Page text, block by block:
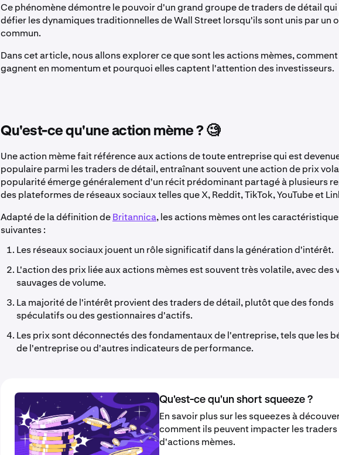
Ce phénomène démontre le pouvoir d'un grand groupe de traders de détail
défier les dynamiques traditionnelles de Wall Street lorsqu'ils sont unis par un
commun.
Dans cet article, nous allons explorer ce que sont les actions mèmes,
gagnent en momentum et pourquoi elles captent l'attention des investisseurs.
Qu'est-ce qu'une action mème ? 🧐
Une action mème fait référence aux actions de toute entreprise qui est
populaire parmi les traders de détail, entraînant souvent une action de prix
popularité émerge généralement d'un récit prédominant partagé à plusieurs
des plateformes de réseaux sociaux telles que X, Reddit, TikTok, YouTube et
Adapté de la définition deBritannica, les actions mèmes ont les
suivantes :
Les réseaux sociaux jouent un rôle significatif dans la génération d'intérêt.
L'action des prix liée aux actions mèmes est souvent très volatile, avec des
sauvages de volume.
La majorité de l'intérêt provient des traders de détail, plutôt que des fonds
spéculatifs ou des gestionnaires d'actifs.
Les prix sont déconnectés des fondamentaux de l'entreprise, tels que les
de l'entreprise ou d'autres indicateurs de performance.
Qu'est-ce qu'un short squeeze ?
En savoir plus sur les squeezes à
comment ils peuvent impacter les traders
d'actions mèmes.